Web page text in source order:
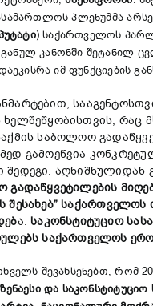
პლენუმმა
) საქართველოს
კანონში შეტანილ
იმ ფუნქციების
ხელშეწყობისთვის,
საბოლოო
გამოეწვია
აღნიშნულიდან
გადაწყვეტილების
შესახებ”საქართველოს
ა.საკონსტიტუციო
საქართველოს
შევახსენებთ, რომ
და